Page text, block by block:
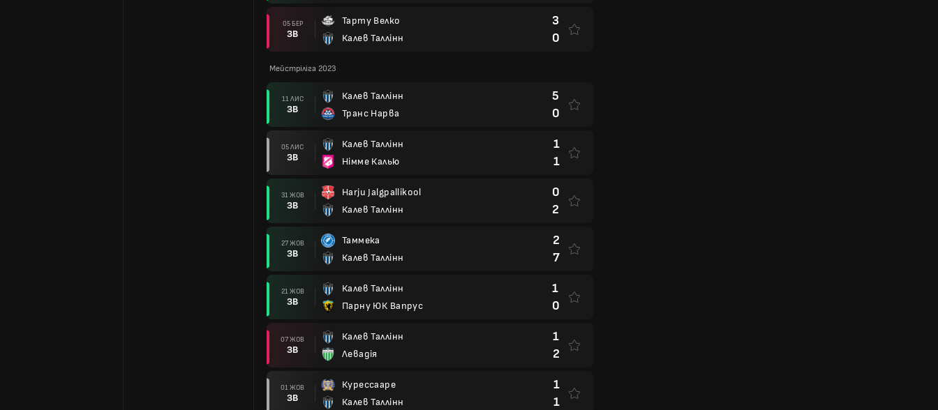
05 БЕР
ЗВ
Тарту Велко
Калев Таллінн
3
0
Мейстріліга 2023
11 ЛИС
ЗВ
Калев Таллінн
Транс Нарва
5
0
05 ЛИС
ЗВ
Калев Таллінн
Німме Калью
1
1
31 ЖОВ
ЗВ
Harju Jalgpallikool
Калев Таллінн
0
2
27 ЖОВ
ЗВ
Таммека
Калев Таллінн
2
7
21 ЖОВ
ЗВ
Калев Таллінн
Парну ЮК Вапрус
1
0
07 ЖОВ
ЗВ
Калев Таллінн
Левадія
1
2
01 ЖОВ
ЗВ
Курессааре
Калев Таллінн
1
1